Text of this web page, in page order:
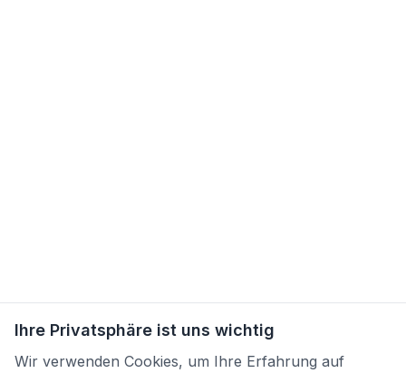
Ihre Privatsphäre ist uns wichtig
Wir verwenden Cookies, um Ihre Erfahrung auf